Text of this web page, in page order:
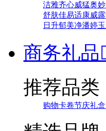
洁雅齐心威猛奥妙
舒肤佳易适康威
日升郁美净潘婷
商务礼品
推荐品类
购物卡卷节庆礼盒